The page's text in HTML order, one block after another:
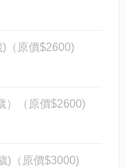
)（原價$2600)
）（原價$2600)
)（原價$3000)